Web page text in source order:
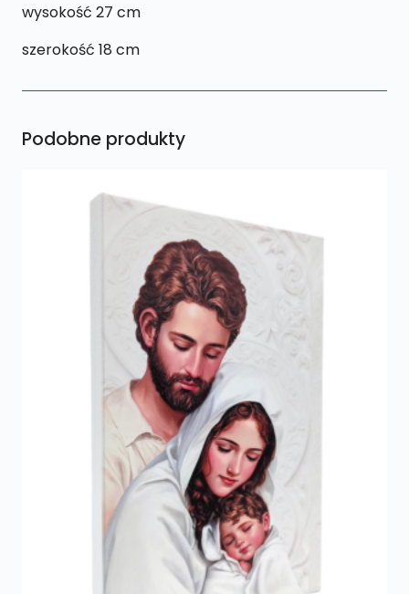
wysokość 27 cm
szerokość 18 cm
Podobne produkty